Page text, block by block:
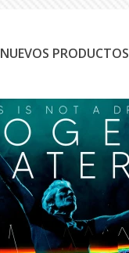
NUEVOS PRODUCTOS